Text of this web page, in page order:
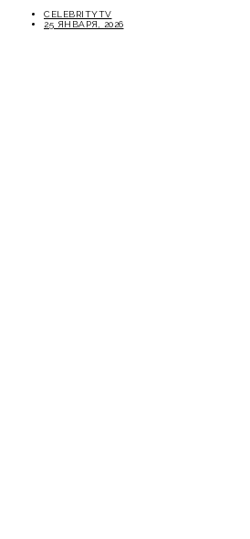
CELEBRITYTV
25 ЯНВАРЯ, 2026